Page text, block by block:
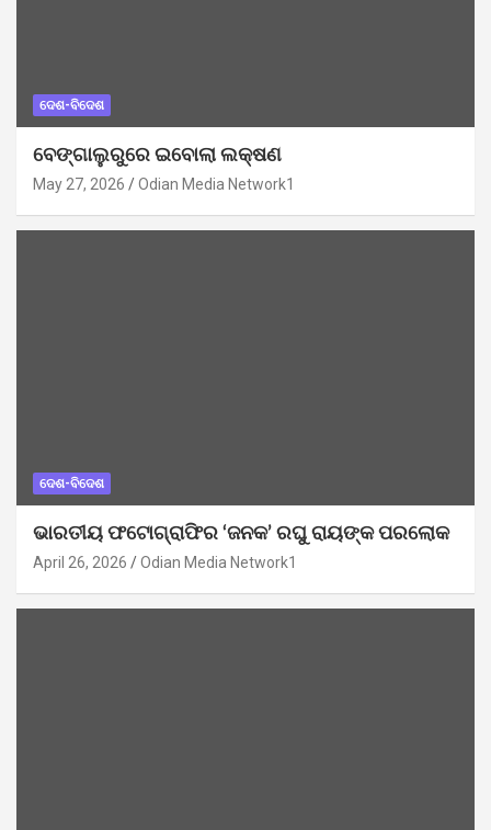
ଦେଶ-ବିଦେଶ
ବେଙ୍ଗାଲୁରୁରେ ଇବୋଲା ଲକ୍ଷଣ
May 27, 2026 Odian Media Network1
ଦେଶ-ବିଦେଶ
ଭାରତୀୟ ଫଟୋଗ୍ରାଫିର ‘ଜନକ’ ରଘୁ ରାୟଙ୍କ ପରଲୋକ
April 26, 2026 Odian Media Network1